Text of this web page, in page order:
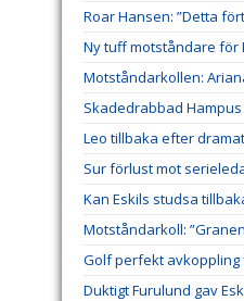
Roar Hansen: ”Detta
Ny tuff motståndare för
Motståndarkollen:
Skadedrabbad
Leo tillbaka efter
Sur förlust mot
Kan Eskils studsa
Motståndarkoll:
Golf perfekt avkoppling
Duktigt Furulund gav